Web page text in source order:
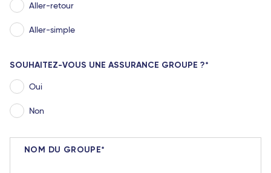
Aller-retour
Aller-simple
SOUHAITEZ-VOUS UNE ASSURANCE GROUPE ?
Oui
Non
NOM DU GROUPE